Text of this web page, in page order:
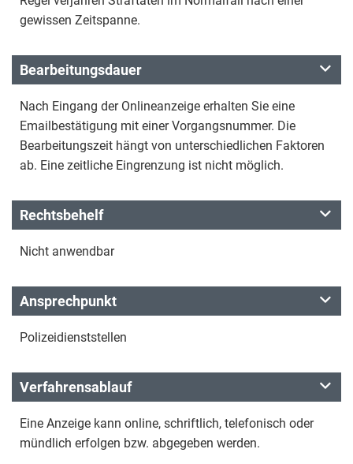
gewissen Zeitspanne.
Bearbeitungsdauer
Nach Eingang der Onlineanzeige erhalten Sie eine
Emailbestätigung mit einer Vorgangsnummer. Die
Bearbeitungszeit hängt von unterschiedlichen Faktoren
ab. Eine zeitliche Eingrenzung ist nicht möglich.
Rechtsbehelf
Nicht anwendbar
Ansprechpunkt
Polizeidienststellen
Verfahrensablauf
Eine Anzeige kann online, schriftlich, telefonisch oder
mündlich erfolgen bzw. abgegeben werden.